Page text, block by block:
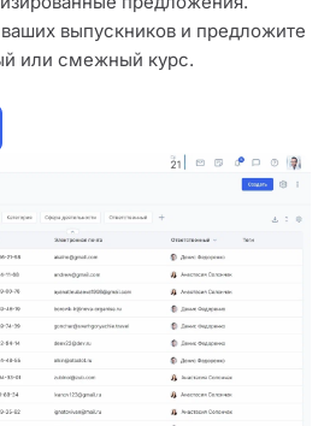
выпускников и предложите
или смежный курс.